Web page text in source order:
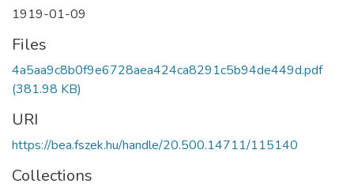
1919-01-09
Files
4a5aa9c8b0f9e6728aea424ca8291c5b94de449d.pdf
(381.98 KB)
URI
https://bea.fszek.hu/handle/20.500.14711/115140
Collections